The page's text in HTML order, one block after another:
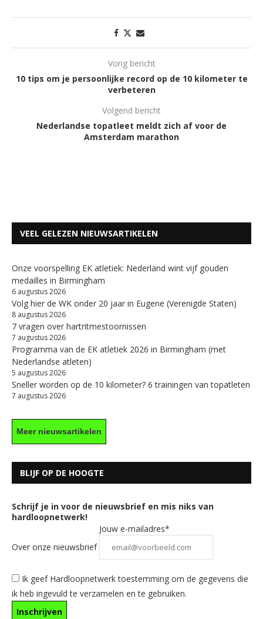
Vorig bericht
10 tips om je persoonlijke record op de 10 kilometer te
verbeteren
Volgend bericht
Nederlandse topatleet meldt zich af voor de
Amsterdam marathon
VEEL GELEZEN NIEUWSARTIKELEN
Onze voorspelling EK atletiek: Nederland wint vijf gouden
medailles in Birmingham
6 augustus 2026
Volg hier de WK onder 20 jaar in Eugene (Verenigde Staten)
8 augustus 2026
7 vragen over hartritmestoornissen
7 augustus 2026
Programma van de EK atletiek 2026 in Birmingham (met
Nederlandse atleten)
5 augustus 2026
Sneller worden op de 10 kilometer? 6 trainingen van topatleten
7 augustus 2026
Meer nieuwsartikelen
BLIJF OP DE HOOGTE
Schrijf je in voor de nieuwsbrief en mis niks van
hardloopnetwerk!
Over onze nieuwsbrief
Jouw e-mailadres*
Ik geef Hardloopnetwerk toestemming om de gegevens die
ik heb ingevuld te verzamelen en te gebruiken.